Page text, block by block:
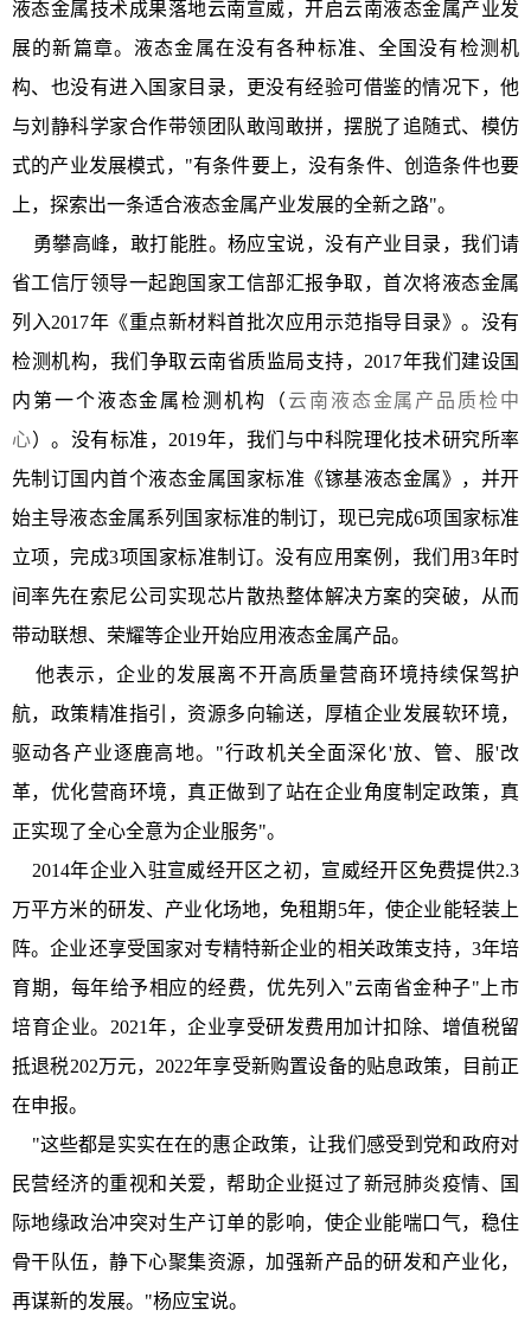
液态金属技术成果落地云南宣威，开启云南液态金属产业发
展的新篇章。液态金属在没有各种标准、全国没有检测机
构、也没有进入国家目录，更没有经验可借鉴的情况下，他
与刘静科学家合作带领团队敢闯敢拼，摆脱了追随式、模仿
式的产业发展模式，"有条件要上，没有条件、创造条件也要
上，探索出一条适合液态金属产业发展的全新之路"。
勇攀高峰，敢打能胜。杨应宝说，没有产业目录，我们请
省工信厅领导一起跑国家工信部汇报争取，首次将液态金属
列入2017年《重点新材料首批次应用示范指导目录》。没有
检测机构，我们争取云南省质监局支持，2017年我们建设国
内第一个液态金属检测机构（ 云南液态金属产品质检中
心）。没有标准，2019年，我们与中科院理化技术研究所率
先制订国内首个液态金属国家标准《镓基液态金属》，并开
始主导液态金属系列国家标准的制订，现已完成6项国家标准
立项，完成3项国家标准制订。没有应用案例，我们用3年时
间率先在索尼公司实现芯片散热整体解决方案的突破，从而
带动联想、荣耀等企业开始应用液态金属产品。
他表示，企业的发展离不开高质量营商环境持续保驾护
航，政策精准指引，资源多向输送，厚植企业发展软环境，
驱动各产业逐鹿高地。"行政机关全面深化'放、管、服'改
革，优化营商环境，真正做到了站在企业角度制定政策，真
正实现了全心全意为企业服务"。
2014年企业入驻宣威经开区之初，宣威经开区免费提供2.3
万平方米的研发、产业化场地，免租期5年，使企业能轻装上
阵。企业还享受国家对专精特新企业的相关政策支持，3年培
育期，每年给予相应的经费，优先列入"云南省金种子"上市
培育企业。2021年，企业享受研发费用加计扣除、增值税留
抵退税202万元，2022年享受新购置设备的贴息政策，目前正
在申报。
"这些都是实实在在的惠企政策，让我们感受到党和政府对
民营经济的重视和关爱，帮助企业挺过了新冠肺炎疫情、国
际地缘政治冲突对生产订单的影响，使企业能喘口气，稳住
骨干队伍，静下心聚集资源，加强新产品的研发和产业化，
再谋新的发展。"杨应宝说。